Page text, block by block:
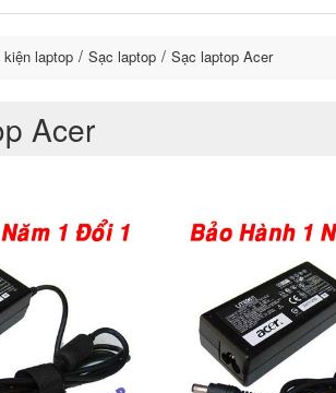
uy tín Thay bàn phím
Sửa Macbook uy tín
kiện laptop Sạc laptop Sạc laptop Acer
Acer